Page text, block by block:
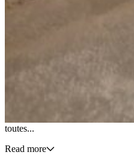
Offrez-vous un moment de
Avec Laure-Anne Planchot,
reconnecter à vous-même. Une
vous régénérer profondément.
Vous commencerez par une
toutes...
Read more